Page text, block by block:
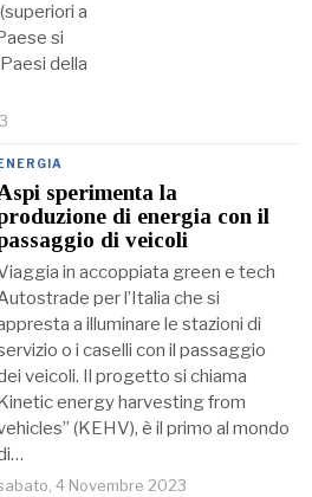
a
si
della
sperimenta la
di energia con il
di veicoli
in accoppiata green e tech
per l’Italia che si
a illuminare le stazioni di
o i caselli con il passaggio
veicoli. Il progetto si chiama
energy harvesting from
(KEHV), è il primo al mondo
4 Novembre 2023